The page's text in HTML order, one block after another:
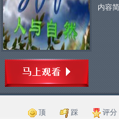
内容
顶 踩 评分